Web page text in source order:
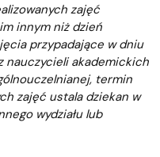
zajęć
innym niż dzień
przypadające w dniu
nauczycieli akademickich
termin
zajęć ustala dziekan w
wydziału lub